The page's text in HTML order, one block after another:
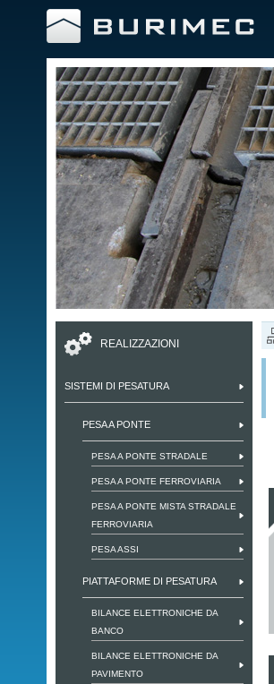
REALIZZAZIONI
SISTEMI DI PESATURA
PESA A PONTE
PESA A PONTE STRADALE
PESA A PONTE FERROVIARIA
PESA A PONTE MISTA STRADALE
FERROVIARIA
PESA ASSI
PIATTAFORME DI PESATURA
BILANCE ELETTRONICHE DA
BANCO
BILANCE ELETTRONICHE DA
PAVIMENTO